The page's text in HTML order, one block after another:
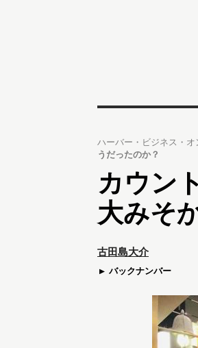
ハーバー・ビジネス・オ
うだったのか？
カウン
大みそ
古田島大介
バックナンバー